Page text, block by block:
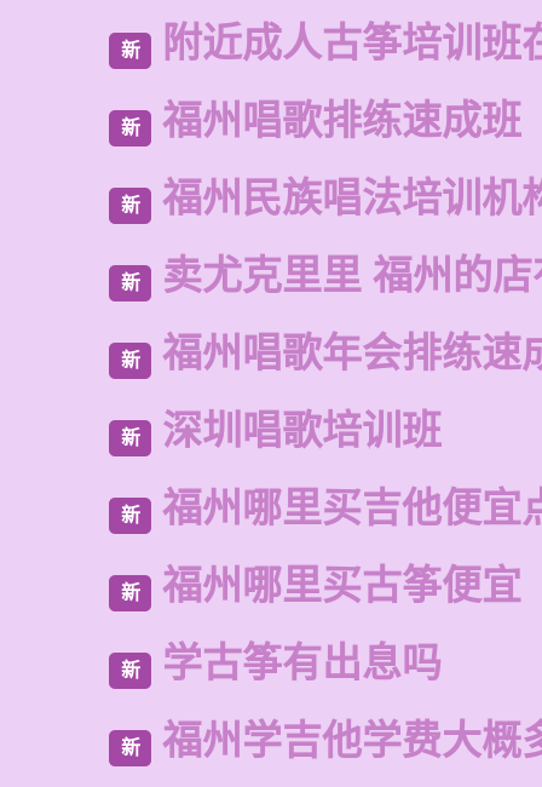
新 附近成人古筝培训班
新 福州唱歌排练速成班
新 福州民族唱法培训机
新 卖尤克里里 福州的
新 福州唱歌年会排练速
新 深圳唱歌培训班
新 福州哪里买吉他便宜
新 福州哪里买古筝便宜
新 学古筝有出息吗
新 福州学吉他学费大概